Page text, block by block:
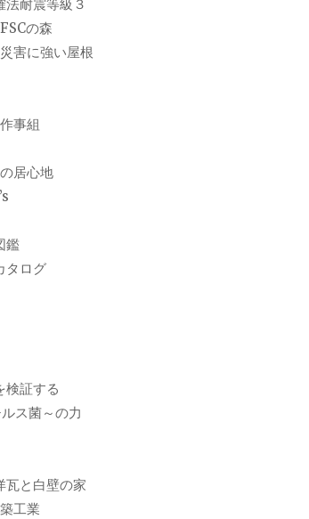
耐震等級３
の森
害に強い屋根
事組
居心地
鑑
タログ
検証する
ス菌～の力
瓦と白壁の家
工業